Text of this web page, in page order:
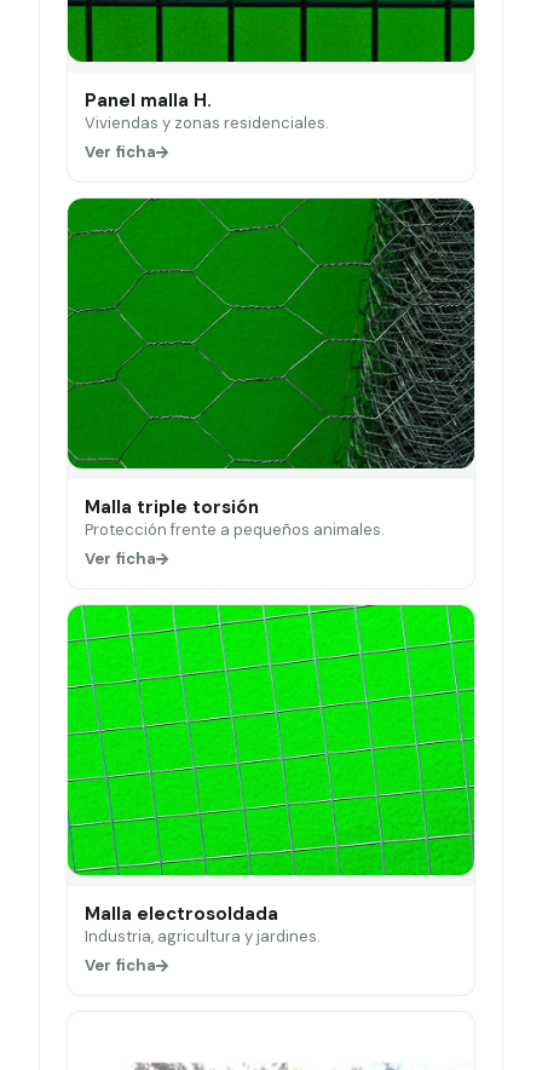
Panel malla H.
Viviendas y zonas residenciales.
Ver ficha
Malla triple torsión
Protección frente a pequeños animales.
Ver ficha
Malla electrosoldada
Industria, agricultura y jardines.
Ver ficha